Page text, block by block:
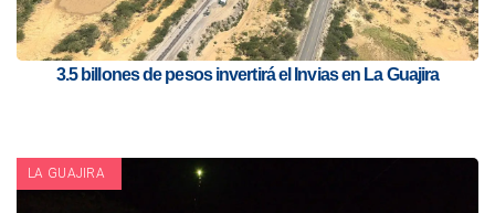
3.5 billones de pesos invertirá el Invias en La Guajira
LA GUAJIRA